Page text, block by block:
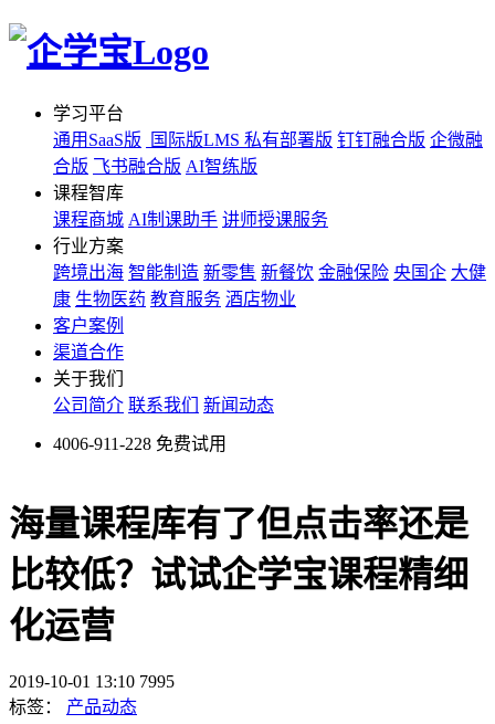
学习平台
通用SaaS版
国际版LMS 私有部署版 钉钉融合版 企微融
合版 飞书融合版 AI智练版
课程智库
课程商城 AI制课助手 讲师授课服务
行业方案
跨境出海 智能制造 新零售 新餐饮 金融保险 央国企 大健
康 生物医药 教育服务 酒店物业
客户案例
渠道合作
关于我们
公司简介 联系我们 新闻动态
4006-911-228 免费试用
海量课程库有了但点击率还是
比较低？试试企学宝课程精细
化运营
2019-10-01 13:10 7995
标签：
产品动态